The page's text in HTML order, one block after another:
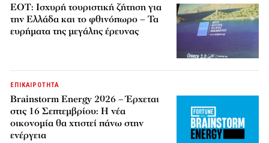
ΕΟΤ: Ισχυρή τουριστική ζήτηση για
την Ελλάδα και το φθινόπωρο – Τα
ευρήματα της μεγάλης έρευνας
ΕΠΙΚΑΙΡΟΤΗΤΑ
Brainstorm Energy 2026 – Έρχεται
στις 16 Σεπτεμβρίου: Η νέα
οικονομία θα χτιστεί πάνω στην
ενέργεια